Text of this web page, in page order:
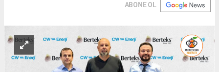
ABONE OL